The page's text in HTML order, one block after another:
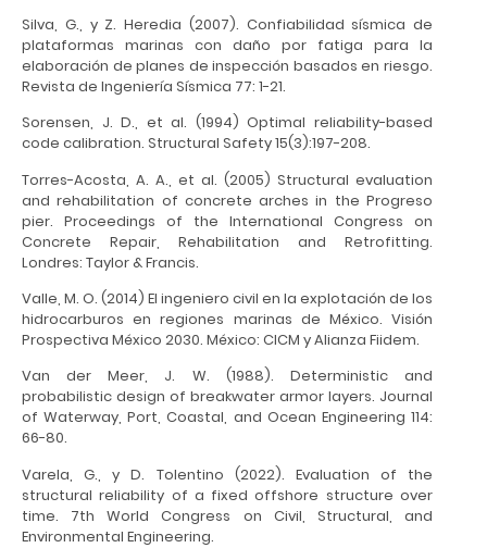
Silva, G., y Z. Heredia (2007). Confiabilidad sísmica de
plataformas marinas con daño por fatiga para la
elaboración de planes de inspección basados en riesgo.
Revista de Ingeniería Sísmica 77: 1-21.
Sorensen, J. D., et al. (1994) Optimal reliability-based
code calibration. Structural Safety 15(3):197-208.
Torres-Acosta, A. A., et al. (2005) Structural evaluation
and rehabilitation of concrete arches in the Progreso
pier. Proceedings of the International Congress on
Concrete Repair, Rehabilitation and Retrofitting.
Londres: Taylor & Francis.
Valle, M. O. (2014) El ingeniero civil en la explotación de los
hidrocarburos en regiones marinas de México. Visión
Prospectiva México 2030. México: CICM y Alianza Fiidem.
Van der Meer, J. W. (1988). Deterministic and
probabilistic design of breakwater armor layers. Journal
of Waterway, Port, Coastal, and Ocean Engineering 114:
66-80.
Varela, G., y D. Tolentino (2022). Evaluation of the
structural reliability of a fixed offshore structure over
time. 7th World Congress on Civil, Structural, and
Environmental Engineering.